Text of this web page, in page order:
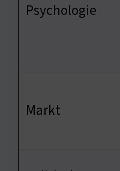
Psychologie
Markt